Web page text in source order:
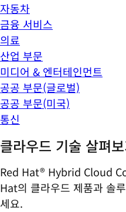
자동차
금융 서비스
의료
산업 부문
미디어 & 엔터테인먼트
공공 부문(글로벌)
공공 부문(미국)
통신
클라우드 기술 살펴
Red Hat® Hybrid Cloud
Hat의 클라우드 제품과 솔
세요.